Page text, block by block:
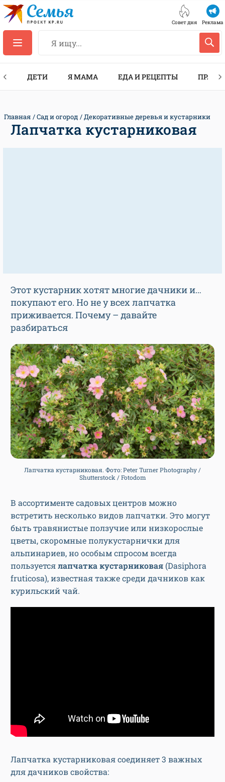
Совет дня Реклама
ДЕТИ Я МАМА ЕДА И РЕЦЕПТЫ
Главная Сад и огород Декоративные деревья и кустарники
Лапчатка кустарниковая
Этот кустарник хотят многие дачники и…
покупают его. Но не у всех лапчатка
приживается. Почему – давайте
разбираться
Лапчатка кустарниковая. Фото: Peter Turner Photography /
Shutterstock / Fotodom
В ассортименте садовых центров можно
встретить несколько видов лапчатки. Это могут
быть травянистые ползучие или низкорослые
цветы, скоромные полукустарнички для
альпинариев, но особым спросом всегда
пользуетсялапчатка кустарниковая (Dasiphora
fruticosa), известная также среди дачников как
курильский чай.
Лапчатка кустарниковая соединяет 3 важных
для дачников свойства: